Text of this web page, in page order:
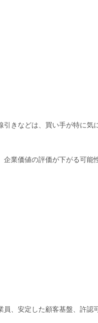
きなどは、買い手が特に気
業価値の評価が下がる可能
、安定した顧客基盤、許認